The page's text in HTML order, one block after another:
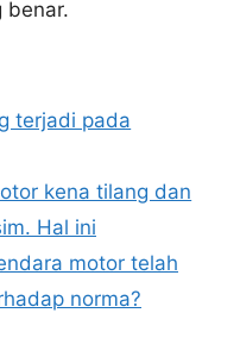
benar.
terjadi pada
kena tilang dan
Hal ini
motor telah
norma?